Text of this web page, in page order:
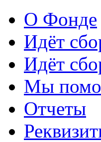
О Фонде
Идёт
Идёт
Мы
Отчеты